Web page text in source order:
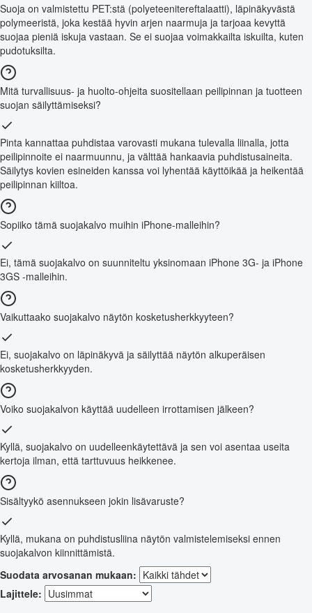
Suoja on valmistettu PET:stä (polyeteenitereftalaatti), läpinäkyvästä
polymeeristä, joka kestää hyvin arjen naarmuja ja tarjoaa kevyttä
suojaa pieniä iskuja vastaan. Se ei suojaa voimakkailta iskuilta, kuten
pudotuksilta.
Mitä turvallisuus- ja huolto-ohjeita suositellaan peilipinnan ja tuotteen
suojan säilyttämiseksi?
Pinta kannattaa puhdistaa varovasti mukana tulevalla liinalla, jotta
peilipinnoite ei naarmuunnu, ja välttää hankaavia puhdistusaineita.
Säilytys kovien esineiden kanssa voi lyhentää käyttöikää ja heikentää
peilipinnan kiiltoa.
Sopiiko tämä suojakalvo muihin iPhone-malleihin?
Ei, tämä suojakalvo on suunniteltu yksinomaan iPhone 3G- ja iPhone
3GS -malleihin.
Vaikuttaako suojakalvo näytön kosketusherkkyyteen?
Ei, suojakalvo on läpinäkyvä ja säilyttää näytön alkuperäisen
kosketusherkkyyden.
Voiko suojakalvon käyttää uudelleen irrottamisen jälkeen?
Kyllä, suojakalvo on uudelleenkäytettävä ja sen voi asentaa useita
kertoja ilman, että tarttuvuus heikkenee.
Sisältyykö asennukseen jokin lisävaruste?
Kyllä, mukana on puhdistusliina näytön valmistelemiseksi ennen
suojakalvon kiinnittämistä.
Suodata arvosanan mukaan:
Lajittele: